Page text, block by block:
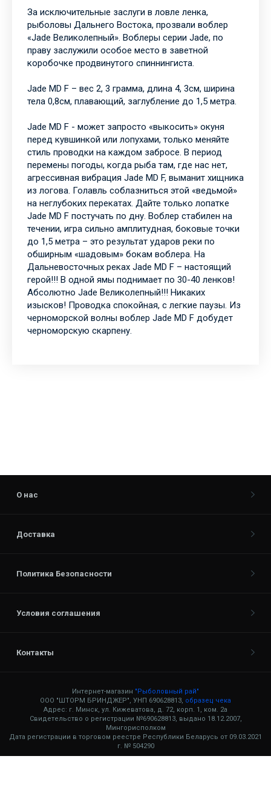
За исключительные заслуги в ловле ленка,
рыболовы Дальнего Востока, прозвали воблер
«Jade Великолепный». Воблеры серии Jade, по
праву заслужили особое место в заветной
коробочке продвинутого спиннингиста.
Jade MD F – вес 2, 3 грамма, длина 4, 3см, ширина
тела 0,8см, плавающий, заглубление до 1,5 метра.
Jade MD F - может запросто «выкосить» окуня
перед кувшинкой или лопухами, только меняйте
стиль проводки на каждом забросе. В период
перемены погоды, когда рыба там, где нас нет,
агрессивная вибрация Jade MD F, выманит хищника
из логова. Голавль соблазниться этой «ведьмой»
на неглубоких перекатах. Дайте только лопатке
Jade MD F постучать по дну. Воблер стабилен на
течении, игра сильно амплитудная, боковые точки
до 1,5 метра – это результат ударов реки по
обширным «шадовым» бокам воблера. На
Дальневосточных реках Jade MD F – настоящий
герой!!! В одной ямы поднимает по 30-40 ленков!
Абсолютно Jade Великолепный!!! Никаких
изысков! Проводка спокойная, с легкие паузы. Из
черноморской волны воблер Jade MD F добудет
черноморскую скарпену.
О нас
Доставка
Политика Безопасности
Условия соглашения
Контакты
Интернет-магазин "Рыболовный рай"
ООО "ШТОРМ БРИНДЖЕР", УНП 690628813, образец чека
Адрес: г. Минск, ул. Кижеватова, д. 72, корп. 1, ком. 2а
Свидетельство о регистрации №690628813, выдано 18.12.2007,
Мингорисполком
Дата регистрации в торговом реестре Республики Беларусь от 09.03.2021
г. № 504290